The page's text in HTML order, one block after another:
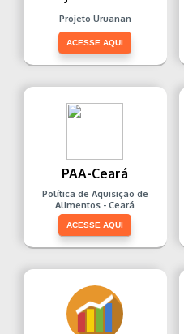
Projeto Uruanan
ACESSE AQUI
PAA-Ceará
Política de Aquisição de
Alimentos - Ceará
ACESSE AQUI